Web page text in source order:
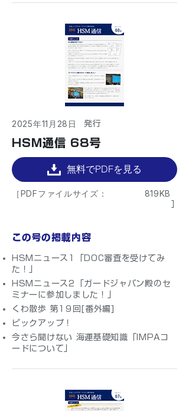
2025年11月28日 ​発行
HSM通信 68号
無料でPDFを見る
［PDFファイルサイズ： 819KB
この号の掲載内容
HSMニュース1「DOC審査を受けてみ
た！」
HSMニュース2「ガードジャパン殿のセ
ミナーに参加しました！」
くわ散歩 第19回[番外編]
ピックアップ！
今さら聞けない 海運基礎知識「IMPAコ
ードについて」